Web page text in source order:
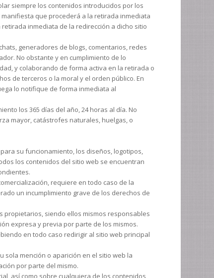
siempre los contenidos introducidos por los
que procederá a la retirada inmediata
inmediata de la redirección a dicho sitio
generadores de blogs, comentarios, redes
No obstante y en cumplimiento de lo
y colaborando de forma activa en la retirada o
de terceros o la moral y el orden público. En
lo notifique de forma inmediata al
los 365 días del año, 24 horas al día. No
mayor, catástrofes naturales, huelgas, o
su funcionamiento, los diseños, logotipos,
los contenidos del sitio web se encuentran
requiere en todo caso de la
un incumplimiento grave de los derechos de
propietarios, siendo ellos mismos responsables
expresa y previa por parte de los mismos.
en todo caso redirigir al sitio web principal
mención o aparición en el sitio web la
por parte del mismo.
así como sobre cualquiera de los contenidos